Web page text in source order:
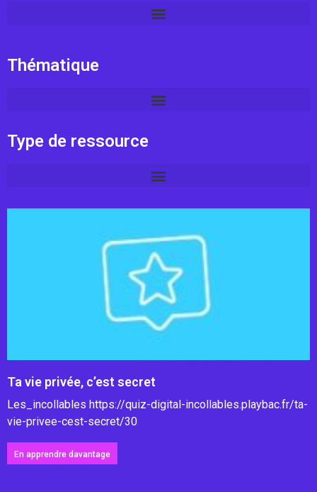
Thématique
Type de ressource
Ta vie privée, c’est secret
Les_incollables https://quiz-digital-incollables.playbac.fr/ta-
vie-privee-cest-secret/30
En apprendre davantage